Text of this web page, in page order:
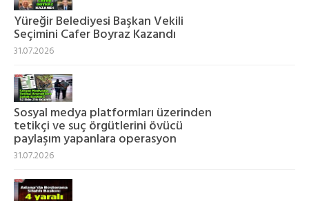
Yüreğir Belediyesi Başkan Vekili
Seçimini Cafer Boyraz Kazandı
31.07.2026
Sosyal medya platformları üzerinden
tetikçi ve suç örgütlerini övücü
paylaşım yapanlara operasyon
31.07.2026